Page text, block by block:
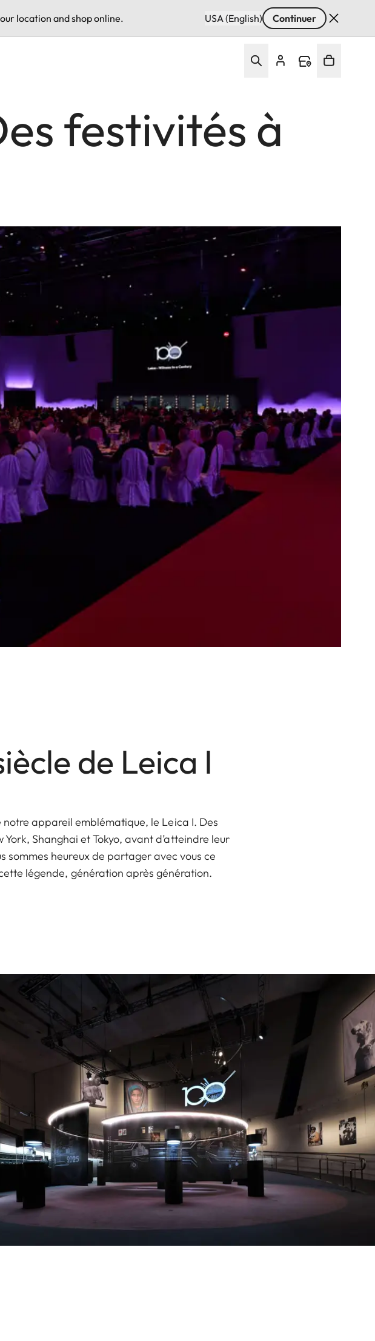
location and shop online. USA (English) Continuer
festivités à
de Leica I
appareil emblématique, le Leica I. Des
Shanghai et Tokyo, avant d’atteindre leur
sommes heureux de partager avec vous ce
légende, génération après génération.